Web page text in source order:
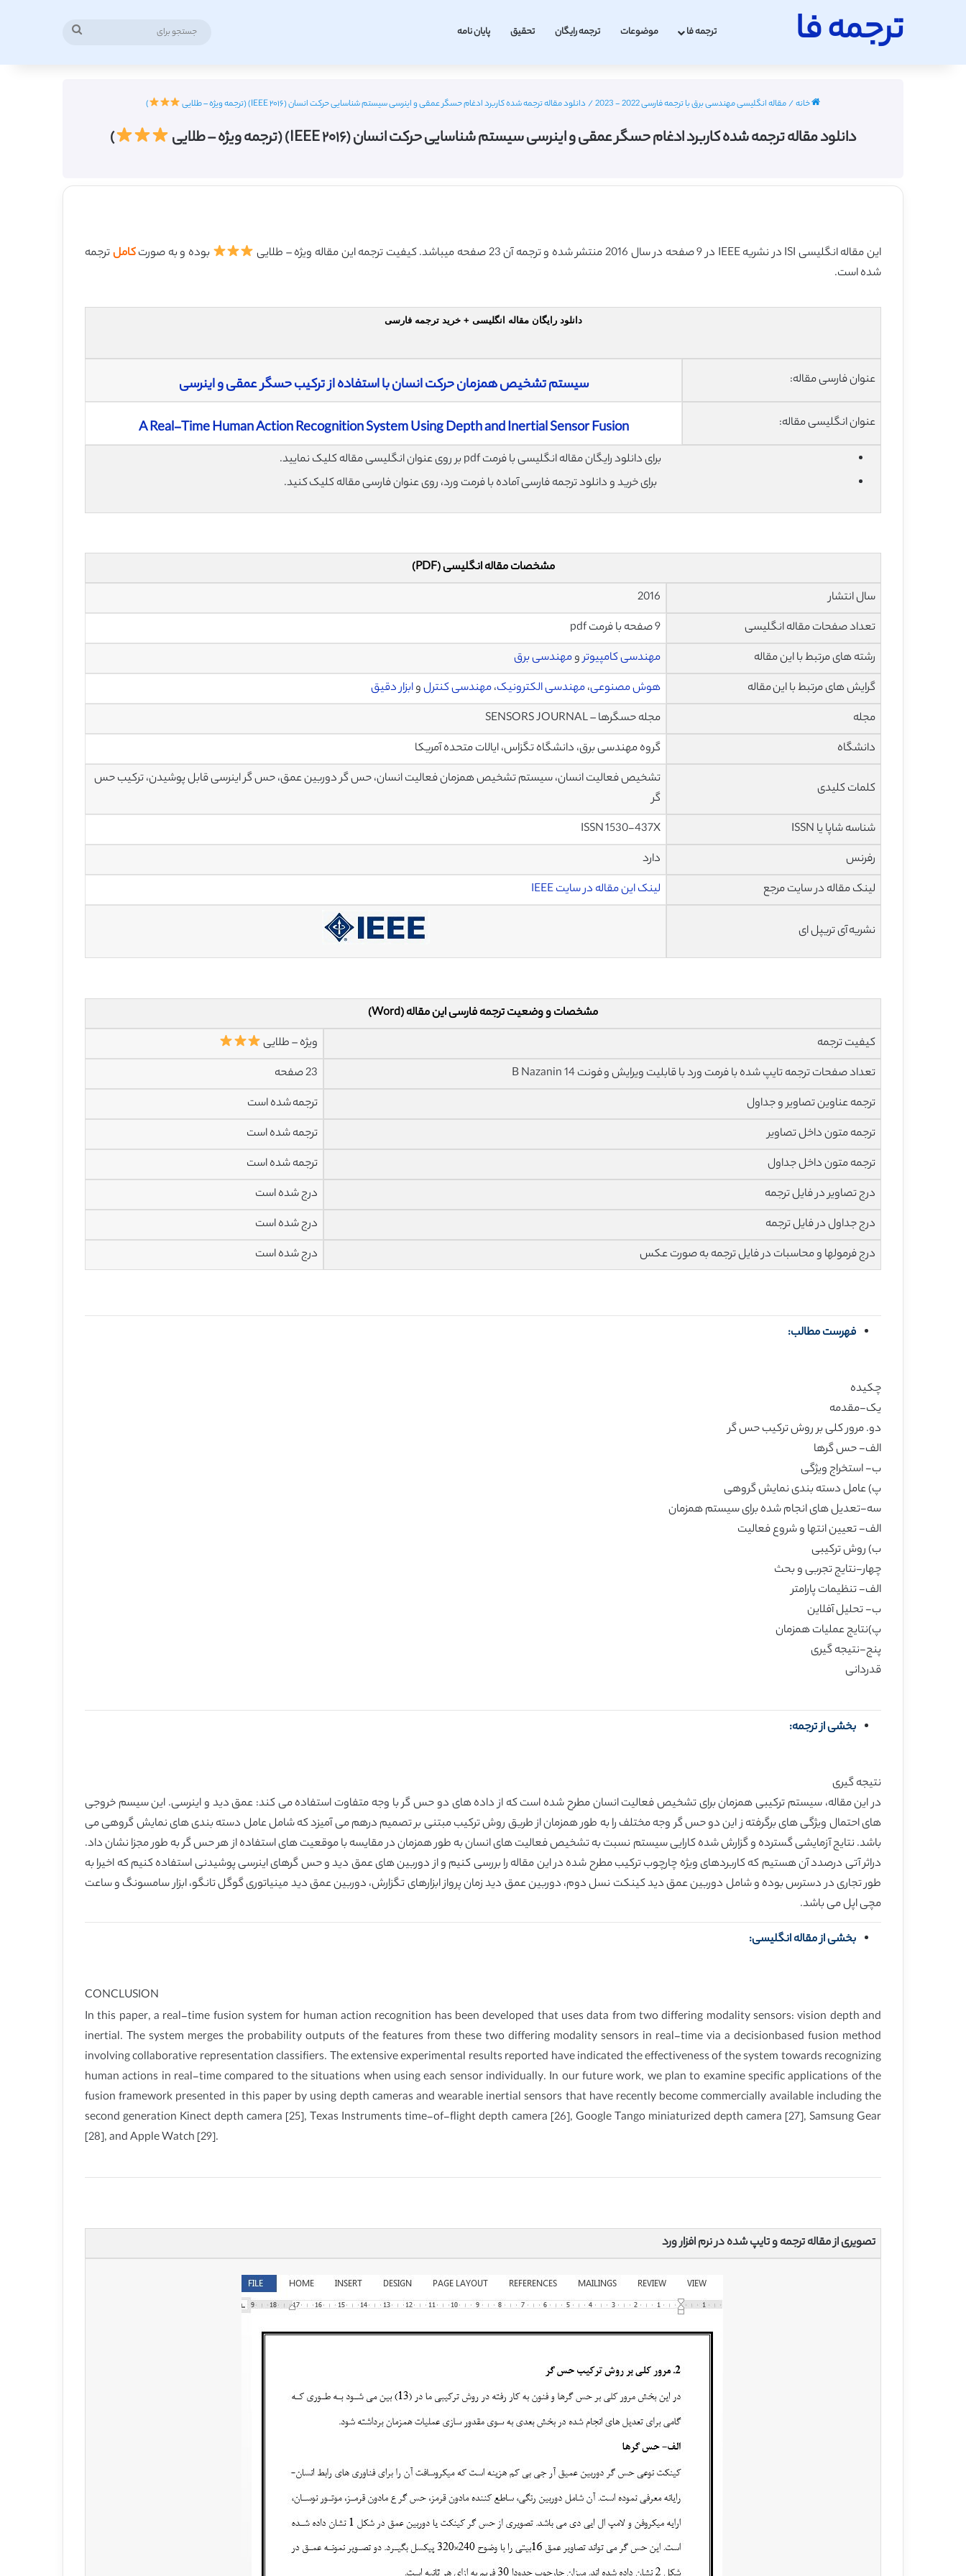
ترجمه فا ترجمه فا موضوعات ترجمه رایگان تحقیق پایان نامه
خانه/مقاله انگلیسی مهندسی برق با ترجمه فارسی 2022 - 2023 / دانلود مقاله ترجمه شده کاربرد ادغام حسگر عمقی و اینرسی سیستم شناسایی حرکت انسان (IEEE ۲۰۱۶) (ترجمه ویژه – طلایی )
دانلود مقاله ترجمه شده کاربرد ادغام حسگر عمقی و اینرسی سیستم شناسایی حرکت انسان (IEEE ۲۰۱۶) (ترجمه ویژه – طلایی )
این مقاله انگلیسی ISI در نشریه IEEE در 9 صفحه در سال 2016 منتشر شده و ترجمه آن 23 صفحه میباشد. کیفیت ترجمه این مقاله ویژه – طلایی بوده و به صورتکاملترجمه
شده است.
دانلود رایگان مقاله انگلیسی + خرید ترجمه فارسی
عنوان فارسی مقاله: سیستم تشخیص همزمان حرکت انسان با استفاده از ترکیب حسگر عمقی و اینرسی
عنوان انگلیسی مقاله: A Real-Time Human Action Recognition System Using Depth and Inertial Sensor Fusion
برای دانلود رایگان مقاله انگلیسی با فرمت pdf بر روی عنوان انگلیسی مقاله کلیک نمایید.
برای خرید و دانلود ترجمه فارسی آماده با فرمت ورد، روی عنوان فارسی مقاله کلیک کنید.
مشخصات مقاله انگلیسی (PDF)
سال انتشار
2016
تعداد صفحات مقاله انگلیسی
9 صفحه با فرمت pdf
رشته های مرتبط با این مقاله
مهندسی کامپیوترومهندسی برق
گرایش های مرتبط با این مقاله
هوش مصنوعی،مهندسی الکترونیک،مهندسی کنترلوابزار دقیق
مجله
مجله حسگرها – SENSORS JOURNAL
دانشگاه
گروه مهندسی برق، دانشگاه تگزاس، ایالات متحده آمریکا
کلمات کلیدی
تشخیص فعالیت انسان، سیستم تشخیص همزمان فعالیت انسان، حس گر دوربین عمق، حس گر اینرسی قابل پوشیدن، ترکیب حس
گر
شناسه شاپا یا ISSN
ISSN 1530-437X
رفرنس
دارد
لینک مقاله در سایت مرجع
لینک این مقاله در سایت IEEE
نشریه آی تریپل ای
مشخصات و وضعیت ترجمه فارسی این مقاله (Word)
کیفیت ترجمه
ویژه – طلایی
تعداد صفحات ترجمه تایپ شده با فرمت ورد با قابلیت ویرایش و فونت 14 B Nazanin
23 صفحه
ترجمه عناوین تصاویر و جداول
ترجمه شده است
ترجمه متون داخل تصاویر
ترجمه شده است
ترجمه متون داخل جداول
ترجمه شده است
درج تصاویر در فایل ترجمه
درج شده است
درج جداول در فایل ترجمه
درج شده است
درج فرمولها و محاسبات در فایل ترجمه به صورت عکس
درج شده است
فهرست مطالب:
چکیده
یک-مقدمه
دو. مرور کلی بر روش ترکیب حس گر
الف- حس گرها
ب- استخراج ویژگی
پ) عامل دسته بندی نمایش گروهی
سه-تعدیل های انجام شده برای سیستم همزمان
الف- تعیین انتها و شروع فعالیت
ب) روش ترکیبی
چهار-نتایج تجربی و بحث
الف- تنظیمات پارامتر
ب- تحلیل آفلاین
پ)نتایج عملیات همزمان
پنج-نتیجه گیری
قدردانی
بخشی از ترجمه:
نتیجه گیری
در این مقاله، سیستم ترکیبی همزمان برای تشخیص فعالیت انسان مطرح شده است که از داده های دو حس گر با وجه متفاوت استفاده می کند: عمق دید و اینرسی. این سیسم خروجی
های احتمال ویژگی های برگرفته ز این دو حس گر وجه مختلف را به طور همزمان از طریق روش ترکیب مبتنی بر تصمیم درهم می آمیزد که شامل عامل دسته بندی های نمایش گروهی می
باشد. نتایج آزمایشی گسترده و گزارش شده کارایی سیستم نسبت به تشخیص فعالیت های انسان به طور همزمان در مقایسه با موقعیت های استفاده از هر حس گر به طور مجزا نشان داد.
دراثر آتی درصدد آن هستیم که کاربردهای ویژه چارچوب ترکیب مطرح شده در این مقاله را بررسی کنیم و از دوربین های عمق دید و حس گرهای اینرسی پوشیدنی استفاده کنیم که اخیرا به
طور تجاری در دسترس بوده و شامل دوربین عمق دید کینکت نسل دوم، دوربین عمق دید زمان پرواز ابزارهای تگزارش، دوربین عمق دید مینیاتوری گوگل تانگو، ابزار سامسونگ و ساعت
مچی اپل می باشد.
بخشی از مقاله انگلیسی:
CONCLUSION
In this paper, a real-time fusion system for human action recognition has been developed that uses data from two differing modality sensors: vision depth and
inertial. The system merges the probability outputs of the features from these two differing modality sensors in real-time via a decisionbased fusion method
involving collaborative representation classifiers. The extensive experimental results reported have indicated the effectiveness of the system towards recognizing
human actions in real-time compared to the situations when using each sensor individually. In our future work, we plan to examine specific applications of the
fusion framework presented in this paper by using depth cameras and wearable inertial sensors that have recently become commercially available including the
second generation Kinect depth camera [25], Texas Instruments time-of-flight depth camera [26], Google Tango miniaturized depth camera [27], Samsung Gear
[28], and Apple Watch [29].
تصویری از مقاله ترجمه و تایپ شده در نرم افزار ورد